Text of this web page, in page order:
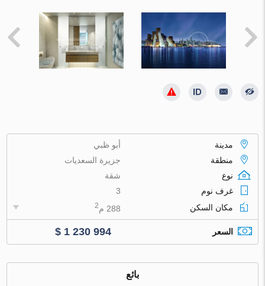
مدينة
أبو ظبي
منطقة
جزيرة السعديات
نوع
شقة
غرف نوم
3
مكان السكن
288 م 2
السعر $ 1 230 994
بائع